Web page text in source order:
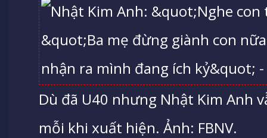
Dù đã U40 nhưng Nhật Kim Anh
mỗi khi xuất hiện. Ảnh: FBNV.